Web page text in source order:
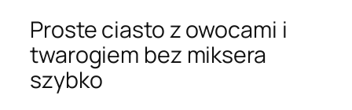
Proste ciasto z owocami i
twarogiem bez miksera
szybko